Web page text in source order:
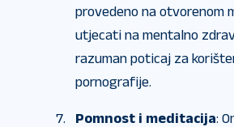
provedeno na otvorenom
utjecati na mentalno
razuman poticaj za
pornografije.
Pomnost i meditacija: